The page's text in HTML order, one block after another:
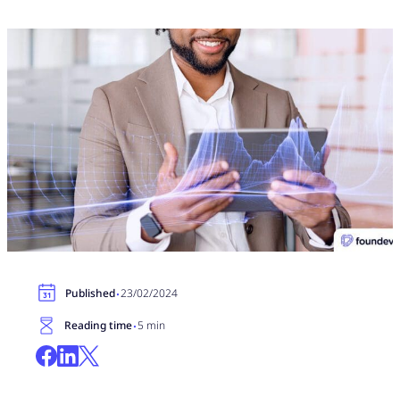
Published·23/02/2024
Reading time·5 min